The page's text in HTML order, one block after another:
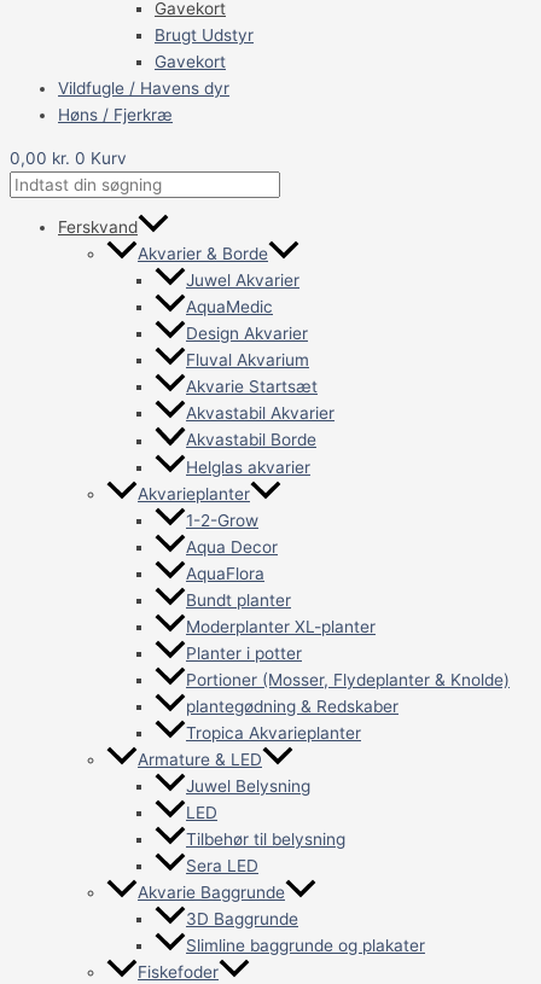
Gavekort
Brugt Udstyr
Gavekort
Vildfugle / Havens dyr
Høns / Fjerkræ
0,00 kr. 0 Kurv
Ferskvand
Akvarier & Borde
Juwel Akvarier
AquaMedic
Design Akvarier
Fluval Akvarium
Akvarie Startsæt
Akvastabil Akvarier
Akvastabil Borde
Helglas akvarier
Akvarieplanter
1-2-Grow
Aqua Decor
AquaFlora
Bundt planter
Moderplanter XL-planter
Planter i potter
Portioner (Mosser, Flydeplanter & Knolde)
plantegødning & Redskaber
Tropica Akvarieplanter
Armature & LED
Juwel Belysning
LED
Tilbehør til belysning
Sera LED
Akvarie Baggrunde
3D Baggrunde
Slimline baggrunde og plakater
Fiskefoder